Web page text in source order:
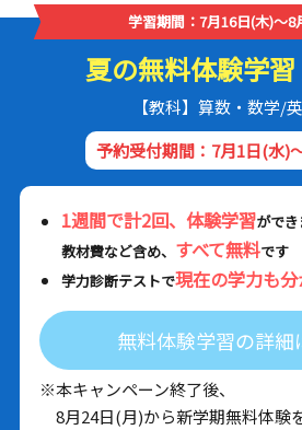
学習期間：7月16日(木)～8
夏の無料体験学習
【教科】算数・数学/
予約受付期間：7月1日(水)
1週間で計2回、体験学習がで
教材費など含め、 すべて無料です
学力診断テストで現在の学力も
無料体験学習の詳細
※本キャンペーン終了後、
8月24日(月)から新学期無料体験